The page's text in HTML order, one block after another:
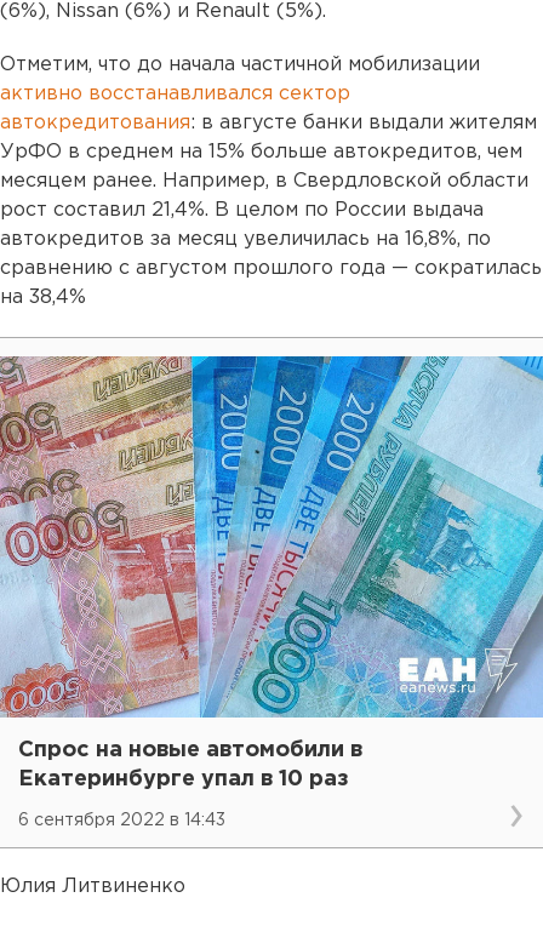
(6%), Nissan (6%) и Renault (5%).
Отметим, что до начала частичной мобилизации
активно восстанавливался сектор
автокредитования: в августе банки выдали жителям
УрФО в среднем на 15% больше автокредитов, чем
месяцем ранее. Например, в Свердловской области
рост составил 21,4%. В целом по России выдача
автокредитов за месяц увеличилась на 16,8%, по
сравнению с августом прошлого года — сократилась
на 38,4%
Спрос на новые автомобили в
Екатеринбурге упал в 10 раз
6 сентября 2022 в 14:43
Юлия Литвиненко